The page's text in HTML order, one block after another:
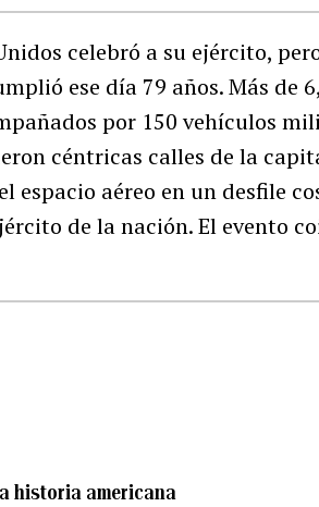
celebró a su ejército,
ese día 79 años. Más de
por 150 vehículos
céntricas calles de la
espacio aéreo en un desfile
de la nación. El evento
historia americana